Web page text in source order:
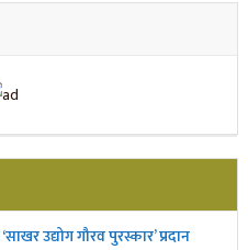
उद्योग गौरव पुरस्कार’ प्रदान